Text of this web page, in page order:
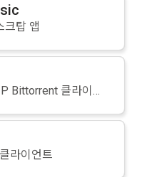
크탑 앱
신뢰할 만한 무료 P2P Bittorrent 클라이언트
라이언트